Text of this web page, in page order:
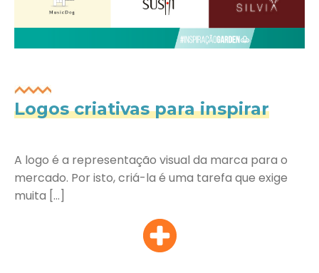
Logos criativas para inspirar
A logo é a representação visual da marca para o
mercado. Por isto, criá-la é uma tarefa que exige
muita […]